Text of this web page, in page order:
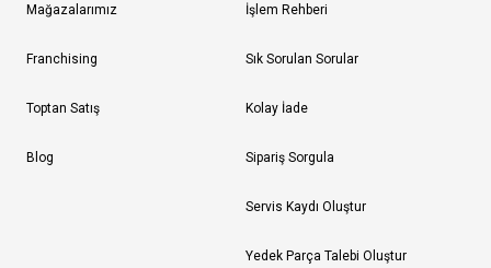
Mağazalarımız
Franchising
Toptan Satış
Blog
İşlem Rehberi
Sık Sorulan Sorular
Kolay İade
Sipariş Sorgula
Servis Kaydı Oluştur
Yedek Parça Talebi Oluştur